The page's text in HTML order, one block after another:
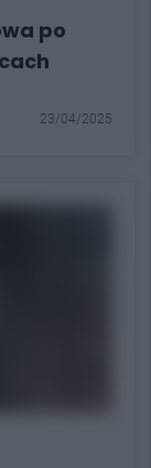
po
23/04/2025